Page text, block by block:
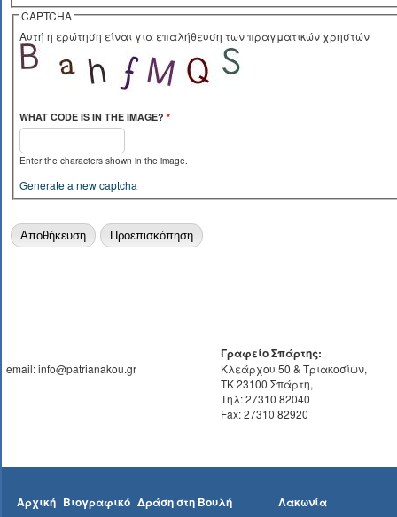
CAPTCHA
Αυτή η ερώτηση είναι για επαλήθευση των πραγματικών χρηστών
WHAT CODE IS IN THE IMAGE? *
Enter the characters shown in the image.
Generate a new captcha
email: info@patrianakou.gr
Γραφείο Σπάρτης:
Κλεάρχου 50 & Τριακοσίων,
ΤΚ 23100 Σπάρτη,
Τηλ: 27310 82040
Fax: 27310 82920
Αρχική Βιογραφικό Δράση στη Βουλή Λακωνία